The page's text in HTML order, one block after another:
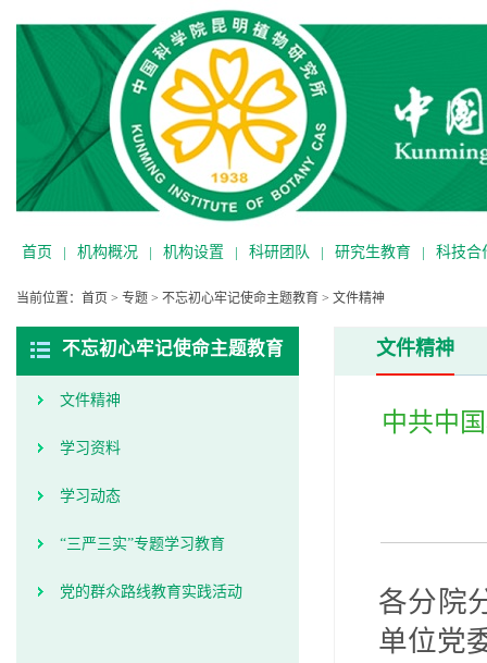
首页 | 机构概况 | 机构设置 | 科研团队 | 研究生教育 | 科技合
当前位置： 首页 > 专题 > 不忘初心牢记使命主题教育 > 文件精神
不忘初心牢记使命主题教育
文件精神
学习资料
学习动态
“三严三实”专题学习教育
党的群众路线教育实践活动
文件精神
中共中
各分院
单位党